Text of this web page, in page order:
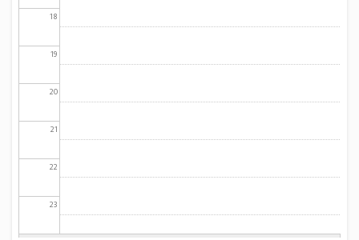
18
19
20
21
22
23